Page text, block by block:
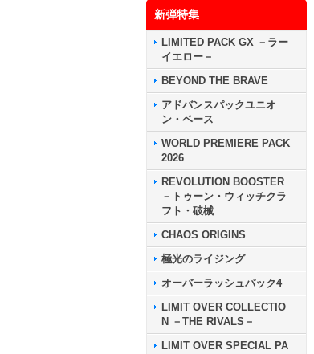
新弾特集
LIMITED PACK GX －ラー
イエロー－
BEYOND THE BRAVE
アドバンスパックユニオ
ン・ベース
WORLD PREMIERE PACK
2026
REVOLUTION BOOSTER
－トゥーン・ウィッチクラ
フト・破械
CHAOS ORIGINS
極光のライジング
オーバーラッシュパック4
LIMIT OVER COLLECTIO
N －THE RIVALS－
LIMIT OVER SPECIAL PA